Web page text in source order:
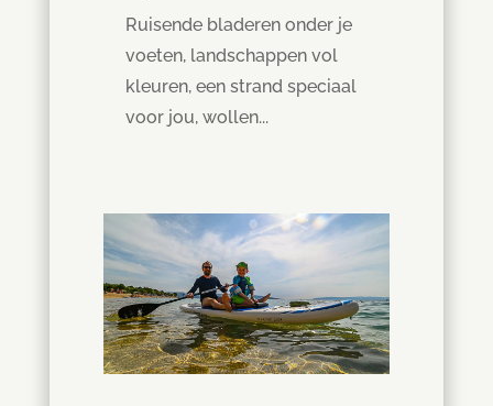
Ruisende bladeren onder je
voeten, landschappen vol
kleuren, een strand speciaal
voor jou, wollen...